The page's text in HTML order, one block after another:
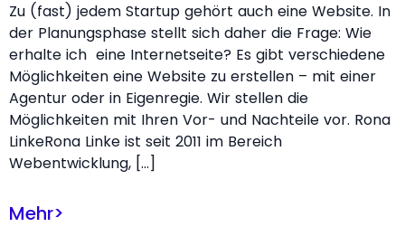
Zu (fast) jedem Startup gehört auch eine Website. In
der Planungsphase stellt sich daher die Frage: Wie
erhalte ich eine Internetseite? Es gibt verschiedene
Möglichkeiten eine Website zu erstellen – mit einer
Agentur oder in Eigenregie. Wir stellen die
Möglichkeiten mit Ihren Vor- und Nachteile vor. Rona
LinkeRona Linke ist seit 2011 im Bereich
Webentwicklung, […]
Mehr>